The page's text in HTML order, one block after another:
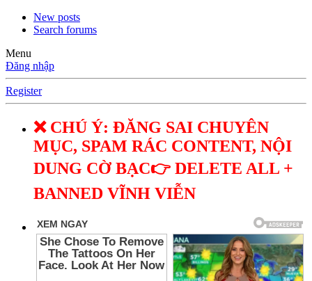
New posts
Search forums
Menu
Đăng nhập
Register
❌ CHÚ Ý: ĐĂNG SAI CHUYÊN
MỤC, SPAM RÁC CONTENT, NỘI
DUNG CỜ BẠC👉 DELETE ALL +
BANNED VĨNH VIỄN